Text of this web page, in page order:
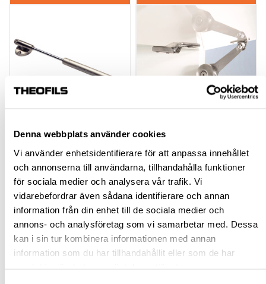
Denna webbplats använder cookies
Vi använder enhetsidentifierare för att anpassa innehållet
och annonserna till användarna, tillhandahålla funktioner
för sociala medier och analysera vår trafik. Vi
vidarebefordrar även sådana identifierare och annan
information från din enhet till de sociala medier och
annons- och analysföretag som vi samarbetar med. Dessa
kan i sin tur kombinera informationen med annan
information som du har tillhandahållit eller som de har
LUCKBESLAG
(GASFJÄDER) 1019
hp-22282
Från 28,95 kr inkl. moms
Finns fler varianter
LUCKBESLAG 7001
FÖR 37MM HÅLR.
609006
435,00 kr inkl. moms